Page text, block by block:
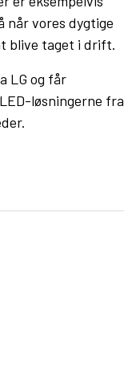
når vores dygtige
blive taget i drift.
LG og får
løsningerne fra